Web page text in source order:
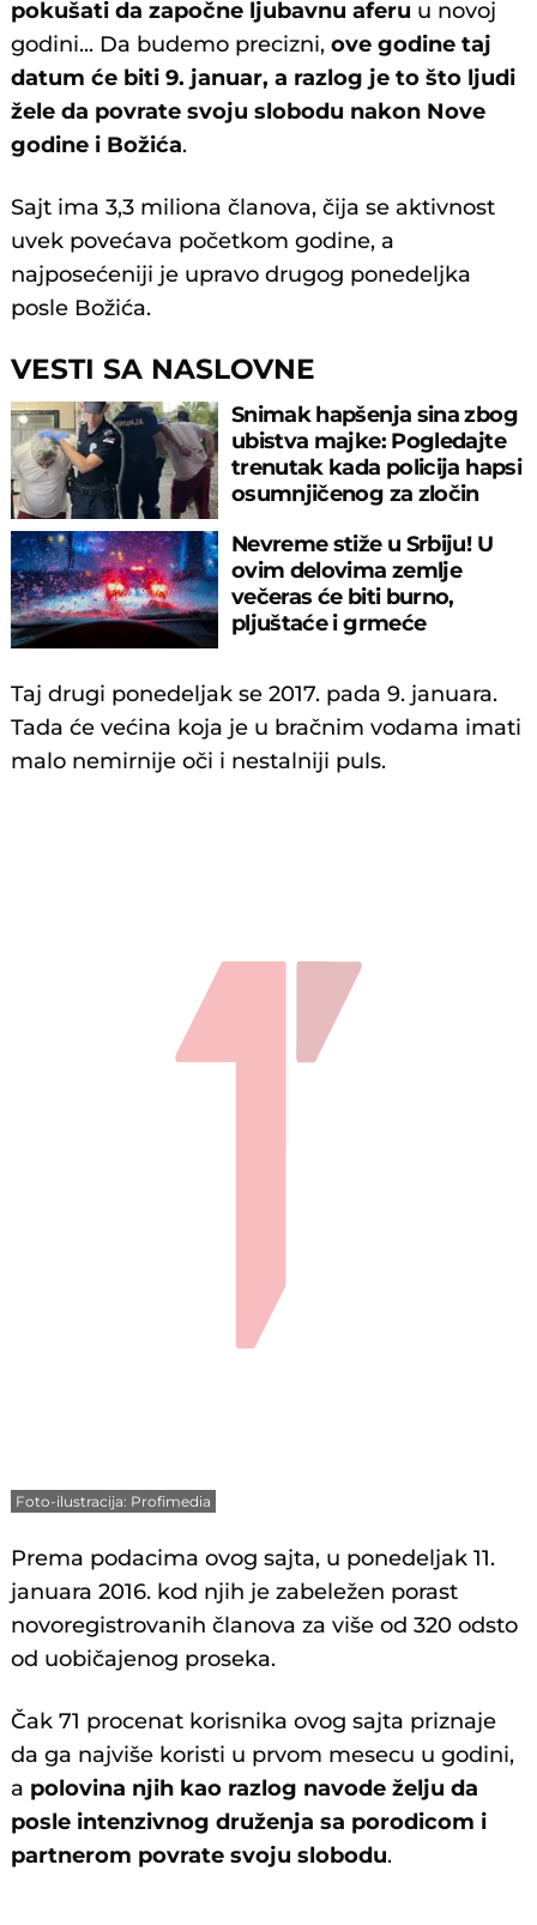
pokušati da započne ljubavnu aferu u novoj
godini... Da budemo precizni,ove godine taj
datum će biti 9. januar, a razlog je to što ljudi
žele da povrate svoju slobodu nakon Nove
godine i Božića.
Sajt ima 3,3 miliona članova, čija se aktivnost
uvek povećava početkom godine, a
najposećeniji je upravo drugog ponedeljka
posle Božića.
VESTI SA NASLOVNE
Snimak hapšenja sina zbog
ubistva majke: Pogledajte
trenutak kada policija hapsi
osumnjičenog za zločin
Nevreme stiže u Srbiju! U
ovim delovima zemlje
večeras će biti burno,
pljuštaće i grmeće
Taj drugi ponedeljak se 2017. pada 9. januara.
Tada će većina koja je u bračnim vodama imati
malo nemirnije oči i nestalniji puls.
Foto-ilustracija: Profimedia
Prema podacima ovog sajta, u ponedeljak 11.
januara 2016. kod njih je zabeležen porast
novoregistrovanih članova za više od 320 odsto
od uobičajenog proseka.
Čak 71 procenat korisnika ovog sajta priznaje
da ga najviše koristi u prvom mesecu u godini,
a polovina njih kao razlog navode želju da
posle intenzivnog druženja sa porodicom i
partnerom povrate svoju slobodu.